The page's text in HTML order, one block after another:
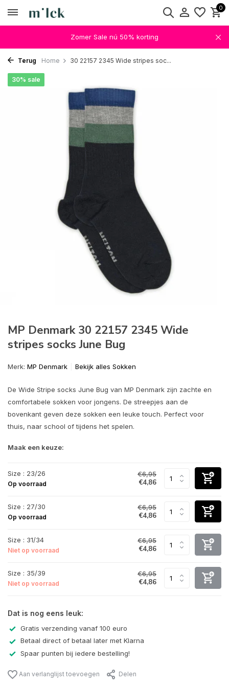
0
Zomer Sale nú 50% korting
Terug Home 30 22157 2345 Wide stripes soc...
MP Denmark 30 22157 2345 Wide
stripes socks June Bug
30% sale
Merk: MP Denmark Bekijk alles Sokken
De Wide Stripe socks June Bug van MP Denmark zijn zachte en
comfortabele sokken voor jongens. De streepjes aan de
bovenkant geven deze sokken een leuke touch. Perfect voor
thuis, naar school of tijdens het spelen.
Maak een keuze:
Size : 23/26
Op voorraad
€6,95
€4,86
Size : 27/30
Op voorraad
€6,95
€4,86
Size : 31/34
Niet op voorraad
€6,95
€4,86
Size : 35/39
Niet op voorraad
€6,95
€4,86
Dat is nog eens leuk:
Gratis verzending vanaf 100 euro
Betaal direct of betaal later met Klarna
Spaar punten bij iedere bestelling!
Aan verlanglijst toevoegen Delen